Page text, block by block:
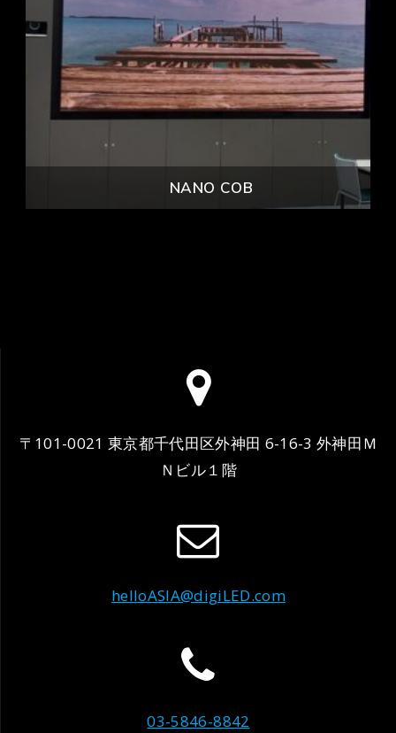
NANO COB
〒101-0021 東京都千代田区外神田 6-16-3 外神田Ｍ
Ｎビル１階
helloASIA@digiLED.com
03-5846-8842